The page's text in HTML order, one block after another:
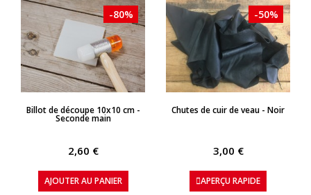
APERÇU RAPIDE
-80%
Billot de découpe 10x10 cm -
Seconde main
2,60 €
AJOUTER AU PANIER
APERÇU RAPIDE
-50%
Chutes de cuir de veau - Noir
3,00 €
APERÇU RAPIDE